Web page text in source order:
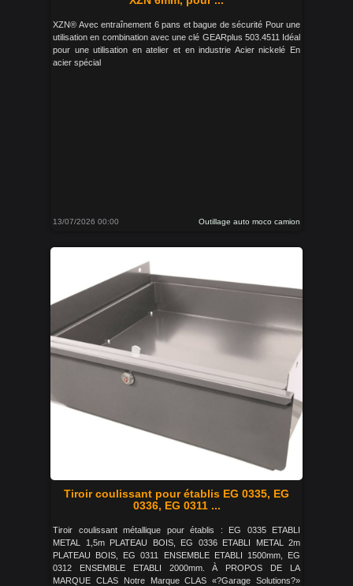
XZN® Avec entraînement 6 pans et bague de sécurité Pour une
utilisation en combination avec une clé GEARplus 503.4511 Idéal
pour une utilisation en atelier et en industrie Acier nickelé En
acier spécial
13/07/2026 00:00 Outillage auto moco camion
Tiroir coulissant pour établis EG 0335, EG
0336, EG 0311 ...
Tiroir coulissant métallique pour établis : EG 0335 ETABLI
METAL 1,5m PLATEAU BOIS, EG 0336 ETABLI METAL 2m
PLATEAU BOIS, EG 0311 ENSEMBLE ETABLI 1500mm, EG
0312 ENSEMBLE ETABLI 2000mm. À PROPOS DE LA
MARQUE CLAS Notre Marque CLAS «?Garage Solutions?»